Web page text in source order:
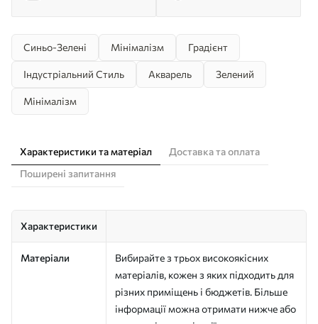
Синьо-Зелені Мінімалізм Градієнт
Індустріальний Стиль Акварель Зелений
Мінімалізм
Характеристики та матеріал
Доставка та оплата
Поширені запитання
Характеристики
Матеріали
Вибирайте з трьох високоякісних
матеріалів, кожен з яких підходить для
різних приміщень і бюджетів. Більше
інформації можна отримати нижче або